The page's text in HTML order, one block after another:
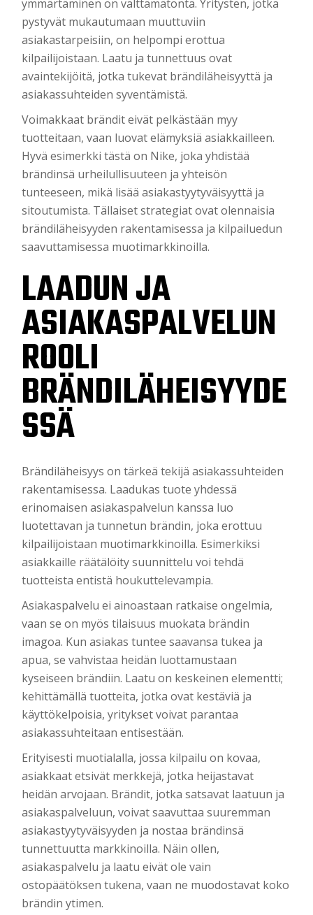
ymmärtäminen on välttämätöntä. Yritysten, jotka
pystyvät mukautumaan muuttuviin
asiakastarpeisiin, on helpompi erottua
kilpailijoistaan. Laatu ja tunnettuus ovat
avaintekijöitä, jotka tukevat brändiläheisyyttä ja
asiakassuhteiden syventämistä.
Voimakkaat brändit eivät pelkästään myy
tuotteitaan, vaan luovat elämyksiä asiakkailleen.
Hyvä esimerkki tästä on Nike, joka yhdistää
brändinsä urheilullisuuteen ja yhteisön
tunteeseen, mikä lisää asiakastyytyväisyyttä ja
sitoutumista. Tällaiset strategiat ovat olennaisia
brändiläheisyyden rakentamisessa ja kilpailuedun
saavuttamisessa muotimarkkinoilla.
LAADUN JA
ASIAKASPALVELUN
ROOLI
BRÄNDILÄHEISYYDE
SSÄ
Brändiläheisyys on tärkeä tekijä asiakassuhteiden
rakentamisessa. Laadukas tuote yhdessä
erinomaisen asiakaspalvelun kanssa luo
luotettavan ja tunnetun brändin, joka erottuu
kilpailijoistaan muotimarkkinoilla. Esimerkiksi
asiakkaille räätälöity suunnittelu voi tehdä
tuotteista entistä houkuttelevampia.
Asiakaspalvelu ei ainoastaan ratkaise ongelmia,
vaan se on myös tilaisuus muokata brändin
imagoa. Kun asiakas tuntee saavansa tukea ja
apua, se vahvistaa heidän luottamustaan
kyseiseen brändiin. Laatu on keskeinen elementti;
kehittämällä tuotteita, jotka ovat kestäviä ja
käyttökelpoisia, yritykset voivat parantaa
asiakassuhteitaan entisestään.
Erityisesti muotialalla, jossa kilpailu on kovaa,
asiakkaat etsivät merkkejä, jotka heijastavat
heidän arvojaan. Brändit, jotka satsavat laatuun ja
asiakaspalveluun, voivat saavuttaa suuremman
asiakastyytyväisyyden ja nostaa brändinsä
tunnettuutta markkinoilla. Näin ollen,
asiakaspalvelu ja laatu eivät ole vain
ostopäätöksen tukena, vaan ne muodostavat koko
brändin ytimen.